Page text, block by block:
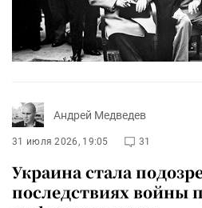
Андрей Медведев
31 июля 2026, 19:05 31
Украина стала
последствиях войны